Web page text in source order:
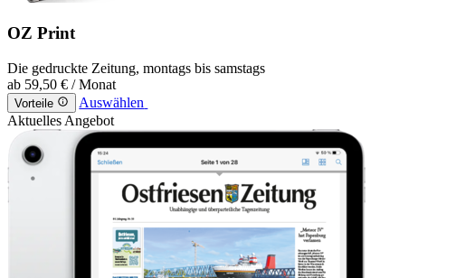
OZ Print
Die gedruckte Zeitung, montags bis samstags
ab 59,50 € / Monat
Vorteile
Auswählen
Aktuelles Angebot